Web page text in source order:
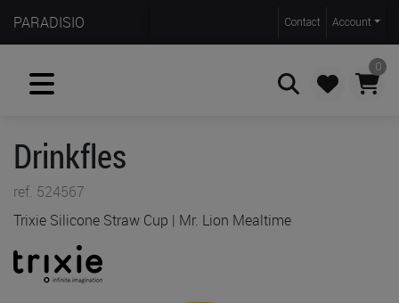
PARADISIO Contact Account
0
Drinkfles
ref. 524567
Trixie Silicone Straw Cup | Mr. Lion Mealtime